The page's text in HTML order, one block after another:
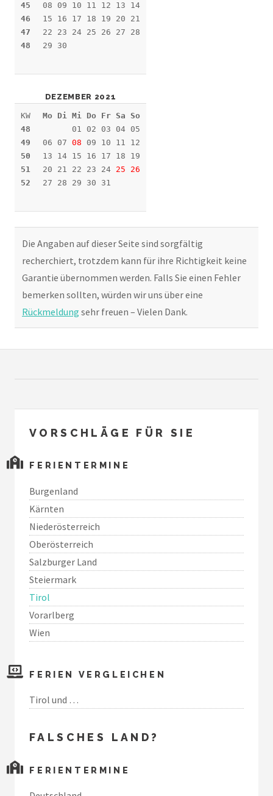
45
46
47
48
08 09 10 11 12 13 14
15 16 17 18 19 20 21
22 23 24 25 26 27 28
29 30
DEZEMBER 2021
KW
48
49
50
51
52
Mo Di Mi Do Fr Sa So
01 02 03 04 05
06 07 08 09 10 11 12
13 14 15 16 17 18 19
20 21 22 23 24 25
26
27 28 29 30 31
Die Angaben auf dieser Seite sind sorgfältig
recherchiert, trotzdem kann für ihre Richtigkeit keine
Garantie übernommen werden. Falls Sie einen Fehler
bemerken sollten, würden wir uns über eine
Rückmeldung sehr freuen – Vielen Dank.
VORSCHLÄGE FÜR SIE
FERIENTERMINE
Burgenland
Kärnten
Niederösterreich
Oberösterreich
Salzburger Land
Steiermark
Tirol
Vorarlberg
Wien
FERIEN VERGLEICHEN
Tirol und …
FALSCHES LAND?
FERIENTERMINE